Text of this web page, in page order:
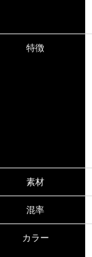
特徴
素材
混率
カラー